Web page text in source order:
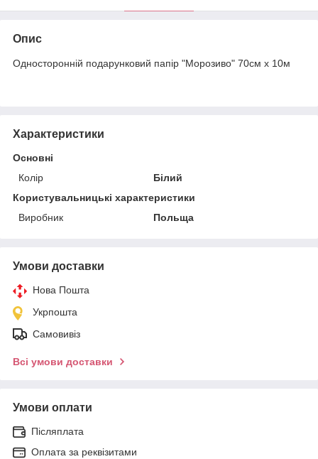
Опис
Односторонній подарунковий папір "Морозиво" 70см х 10м
Характеристики
Основні
Колір
Білий
Користувальницькі характеристики
Виробник
Польща
Умови доставки
Нова Пошта
Укрпошта
Самовивіз
Всі умови доставки
Умови оплати
Післяплата
Оплата за реквізитами